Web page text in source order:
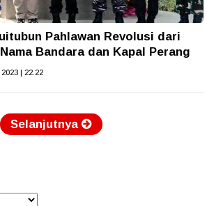
Pahlawan Revolusi dari
Bandara dan Kapal Perang
| 22.22
Selanjutnya